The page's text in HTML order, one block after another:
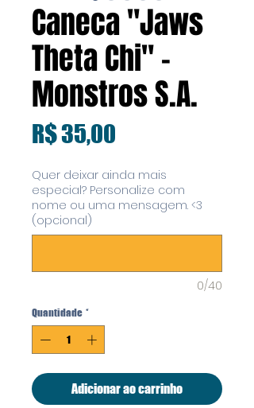
Caneca "Jaws
Theta Chi" -
Monstros S.A.
R$ 35,00
Quer deixar ainda mais
especial? Personalize com
nome ou uma mensagem. <3
(opcional)
0/40
Quantidade *
Adicionar ao carrinho